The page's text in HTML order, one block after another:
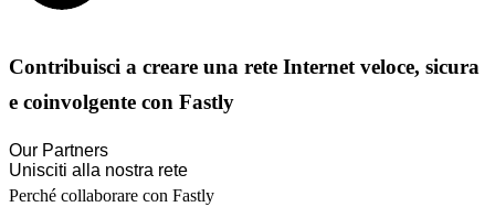
Contribuisci a creare una rete Internet veloce, sicura
e coinvolgente con Fastly
Our Partners
Unisciti alla nostra rete
Perché collaborare con Fastly